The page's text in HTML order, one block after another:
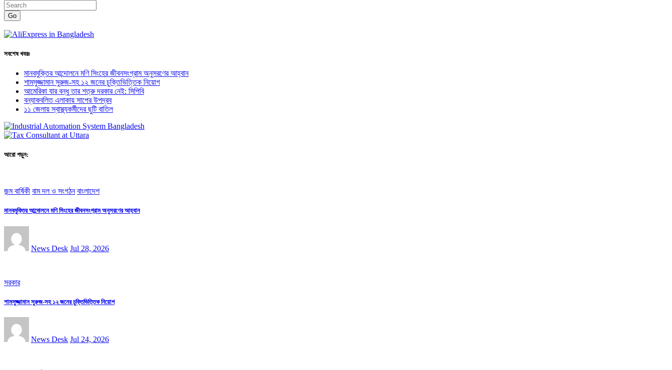
Go
সবশেষ খবরঃ
মানবমুক্তির আন্দোলনে মণি সিংহের জীবনসংগ্রাম অনুসরণের আহ্বান
শামসুজ্জামান সুরুজ-সহ ১২ জনের চুক্তিভিত্তিক নিয়োগ
আমেরিকা যার বন্ধু তার শত্রু দরকার নেই: সিপিবি
বন্যাকবলিত এলাকায় সাপের উপদ্রব
১১ জেলায় স্বাস্থ্যকর্মীদের ছুটি বাতিল
আরো পড়ুন:
জন্ম বার্ষিকী বাম দল ও সংগঠন বাংলাদেশ
মানবমুক্তির আন্দোলনে মণি সিংহের জীবনসংগ্রাম অনুসরণের আহ্বান
News Desk Jul 28, 2026
সরকার
শামসুজ্জামান সুরুজ-সহ ১২ জনের চুক্তিভিত্তিক নিয়োগ
News Desk Jul 24, 2026